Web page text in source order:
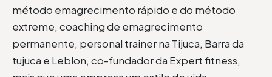
método emagrecimento rápido e do método
extreme, coaching de emagrecimento
permanente, personal trainer na Tijuca, Barra da
tujuca e Leblon, co-fundador da Expert fitness,